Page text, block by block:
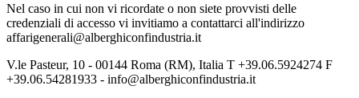
Nel caso in cui non vi ricordate o non siete provvisti delle
credenziali di accesso vi invitiamo a contattarci all'indirizzo
affarigenerali@alberghiconfindustria.it
V.le Pasteur, 10 - 00144 Roma (RM), Italia T +39.06.5924274 F
+39.06.54281933 - info@alberghiconfindustria.it